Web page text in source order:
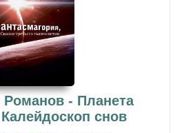
Романов - Планета
снов